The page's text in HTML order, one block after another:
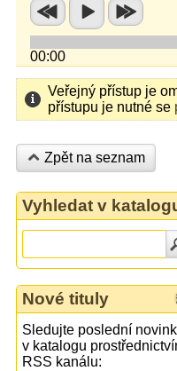
00:00
Veřejný přístup je
přístupu je nutné se
Zpět na seznam
Vyhledat v
Nové tituly
Sledujte poslední
v katalogu
RSS kanálu: